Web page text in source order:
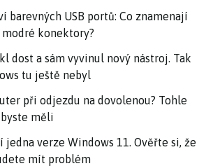
barevných USB portů: Co znamenají
modré konektory?
dost a sám vyvinul nový nástroj. Tak
tu ještě nebyl
při odjezdu na dovolenou? Tohle
měli
verze Windows 11. Ověřte si, že
mít problém